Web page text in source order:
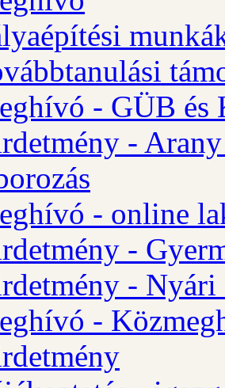
- GÜB és
- Arany
- online
-
- Nyári
-